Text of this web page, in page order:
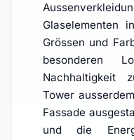
Glaselementen
Grössen und
besonderen
Nachhaltigkeit
Tower
Fassade
und die